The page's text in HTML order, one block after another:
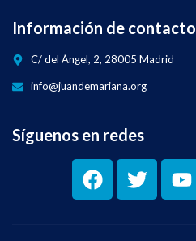
Información de contacto
C/ del Ángel, 2, 28005 Madrid
info@juandemariana.org
Síguenos en redes